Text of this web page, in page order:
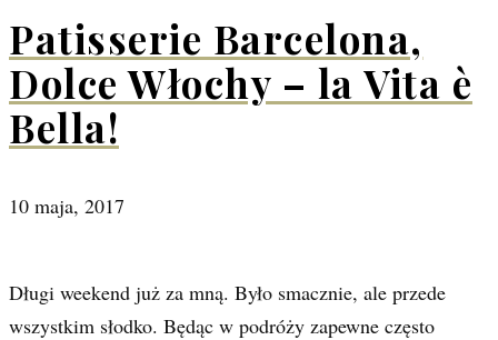
Patisserie Barcelona,
Dolce Włochy – la Vita è
Bella!
10 maja, 2017
Długi weekend już za mną. Było smacznie, ale przede
wszystkim słodko. Będąc w podróży zapewne często